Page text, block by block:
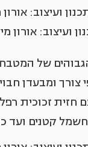
ועיצוב: אורון
של
ומבעדן
זכוכית
קטנים ועד